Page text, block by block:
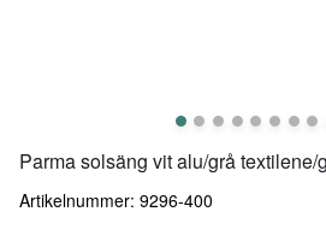
Parma solsäng vit alu/grå textilene/
Artikelnummer: 9296-400